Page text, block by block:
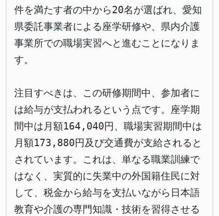
件を満たす者の中から20名が選ばれ、愛知
県委託事業者による座学研修や、県内介護
事業所での職場実習へと進むことになりま
す。
注目すべきは、この研修期間中、参加者に
は給与が支払われるという点です。座学期
間中は月額164,040円、職場実習期間中は
月額173,880円及び交通費が支給されると
されています。これは、単なる職業訓練で
はなく、実質的に失業中の外国籍住民に対
して、税金から給与を支払いながら日本語
教育や介護の専門知識・技術を習得させる